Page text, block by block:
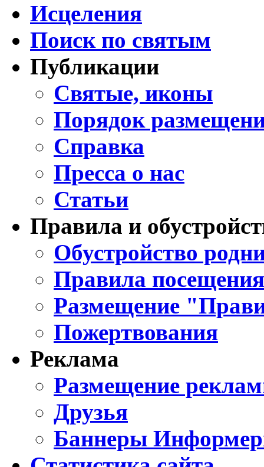
Исцеления
Поиск по святым
Публикации
Святые, иконы
Порядок
Справка
Пресса о нас
Статьи
Правила и
Обустройство
Правила
Размещение
Пожертвования
Реклама
Размещение
Друзья
Баннеры